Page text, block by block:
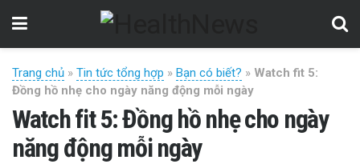
Trang chủ » Tin tức tổng hợp » Bạn có biết? » Watch fit 5:
Đồng hồ nhẹ cho ngày năng động mỗi ngày
Watch fit 5: Đồng hồ nhẹ cho ngày
năng động mỗi ngày